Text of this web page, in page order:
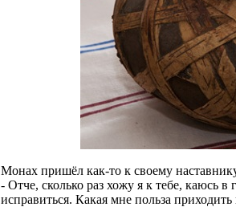
Монах пришёл как-то к своему
- Отче, сколько раз хожу я к тебе, каюсь в
исправиться. Какая мне польза